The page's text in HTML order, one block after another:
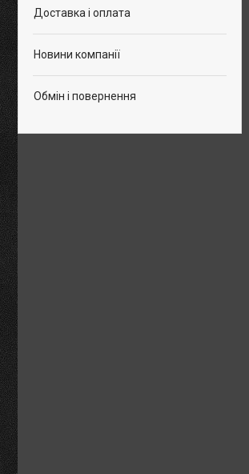
Доставка і оплата
Новини компанії
Обмін і повернення